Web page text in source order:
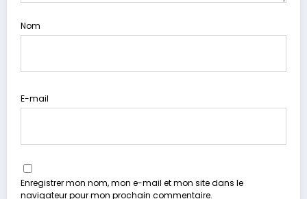
Nom
E-mail
Enregistrer mon nom, mon e-mail et mon site dans le
navigateur pour mon prochain commentaire.